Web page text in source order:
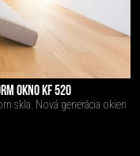
OKNO KF 520
skla. Nová generácia okien